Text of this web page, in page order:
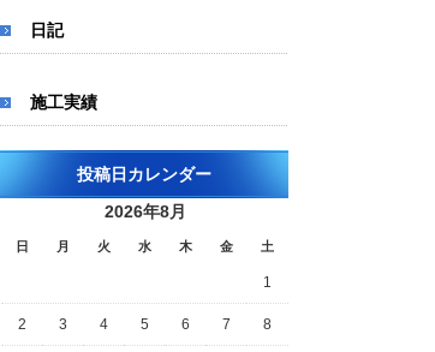
日記
施工実績
投稿日カレンダー
2026年8月
日 月 火 水 木 金 土
1
2 3 4 5 6 7 8